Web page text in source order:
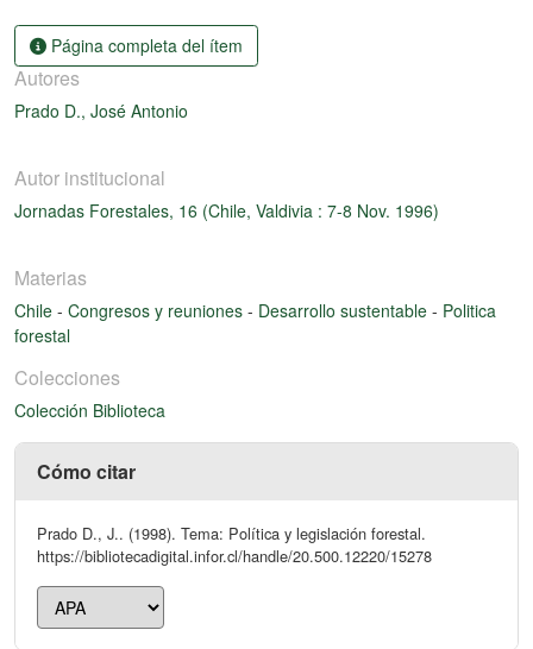
Página completa del ítem
Autores
Prado D., José Antonio
Autor institucional
Jornadas Forestales, 16 (Chile, Valdivia : 7-8 Nov. 1996)
Materias
Chile - Congresos y reuniones - Desarrollo sustentable - Politica
forestal
Colecciones
Colección Biblioteca
Cómo citar
Prado D., J.. (1998). Tema: Política y legislación forestal.
https://bibliotecadigital.infor.cl/handle/20.500.12220/15278